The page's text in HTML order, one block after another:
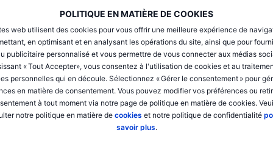
POLITIQUE EN MATIÈRE DE COOKIES
web utilisent des cookies pour vous offrir une meilleure expérience de
en optimisant et en analysant les opérations du site, ainsi que pour
publicitaire personnalisé et vous permettre de vous connecter aux médias
« Tout Accepter», vous consentez à l'utilisation de cookies et au
personnelles qui en découle. Sélectionnez « Gérer le consentement » pour
en matière de consentement. Vous pouvez modifier vos préférences ou
à tout moment via notre page de politique en matière de cookies.
notre politique en matière de cookies et notre politique de confidentialité
savoir plus.
XXXXXXX
XXXXXXX XXXXXXX
XXXXXXX XXXXXXX
XXXXXXX XXXXXXX